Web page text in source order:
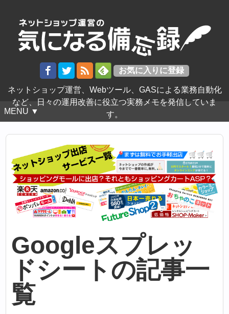
ネットショップ運営、Webツール、GASによる業務自動化
など、日々の運用改善に役立つ実務メモを発信していま
す。
MENU ▼
Googleスプレッ
ドシートの記事一
覧